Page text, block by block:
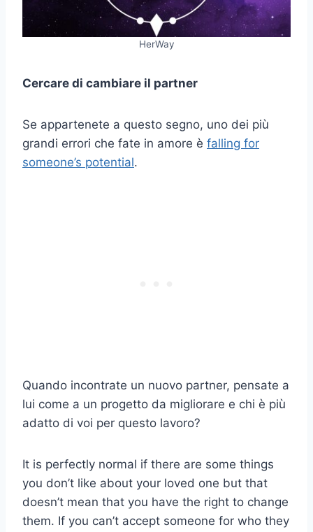
HerWay
Cercare di cambiare il partner
Se appartenete a questo segno, uno dei più
grandi errori che fate in amore è falling for
someone’s potential.
Quando incontrate un nuovo partner, pensate a
lui come a un progetto da migliorare e chi è più
adatto di voi per questo lavoro?
It is perfectly normal if there are some things
you don’t like about your loved one but that
doesn’t mean that you have the right to change
them. If you can’t accept someone for who they